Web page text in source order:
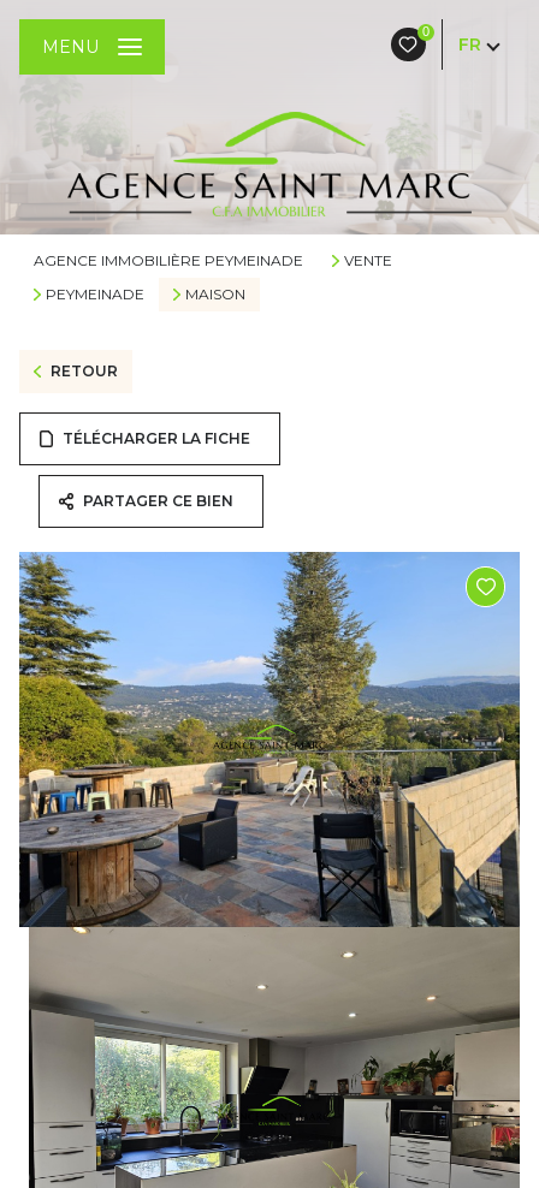
0
FR
MENU
AGENCE IMMOBILIÈRE PEYMEINADE
VENTE
PEYMEINADE
MAISON
RETOUR
TÉLÉCHARGER LA FICHE
PARTAGER CE BIEN